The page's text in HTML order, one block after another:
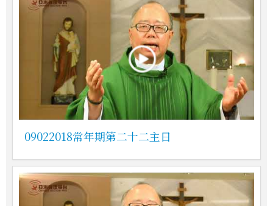
09022018常年期第二十二主日